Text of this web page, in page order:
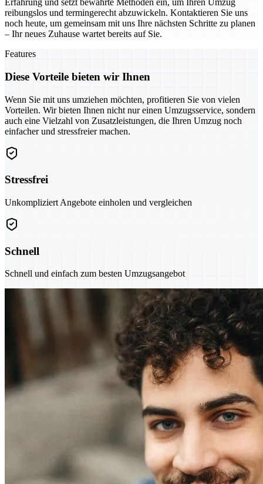
Erfahrung und setzt bewährte Methoden ein, um Ihren Umzug
reibungslos und termingerecht abzuwickeln. Kontaktieren Sie uns
noch heute, um gemeinsam mit uns Ihre nächsten Schritte zu planen
– Ihr neues Zuhause wartet bereits auf Sie.
Features
Diese Vorteile bieten wir Ihnen
Wenn Sie mit uns umziehen möchten, profitieren Sie von vielen
Vorteilen. Wir bieten Ihnen nicht nur einen Umzugsservice, sondern
auch eine Vielzahl von Zusatzleistungen, die Ihren Umzug noch
einfacher und stressfreier machen.
Stressfrei
Unkompliziert Angebote einholen und vergleichen
Schnell
Schnell und einfach zum besten Umzugsangebot